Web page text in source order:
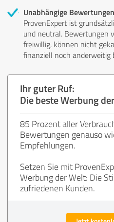
Unabhängige Bewertungen
ProvenExpert ist
und neutral. Bewertungen
freiwillig, können nicht
finanziell noch anderweitig
Ihr guter Ruf:
Die beste Werbung
85 Prozent aller
Bewertungen genauso
Empfehlungen.
Setzen Sie mit
Werbung der Welt: Die
zufriedenen Kunden.